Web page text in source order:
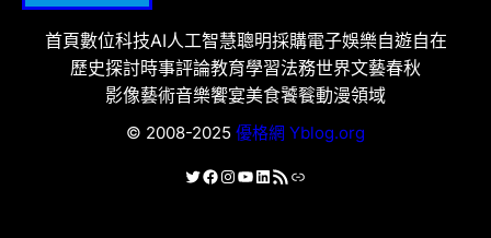
首頁數位科技AI人工智慧聰明採購電子娛樂自遊自在
歷史探討時事評論教育學習法務世界文藝春秋
影像藝術音樂饗宴美食饕餮動漫領域
© 2008-2025 優格網 Yblog.org
X Facebook
Instagram
YouTube
LinkedIn
RSS 資訊提供連結